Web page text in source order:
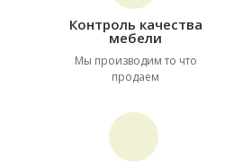
Контроль качества
мебели
Мы производим то что
продаем